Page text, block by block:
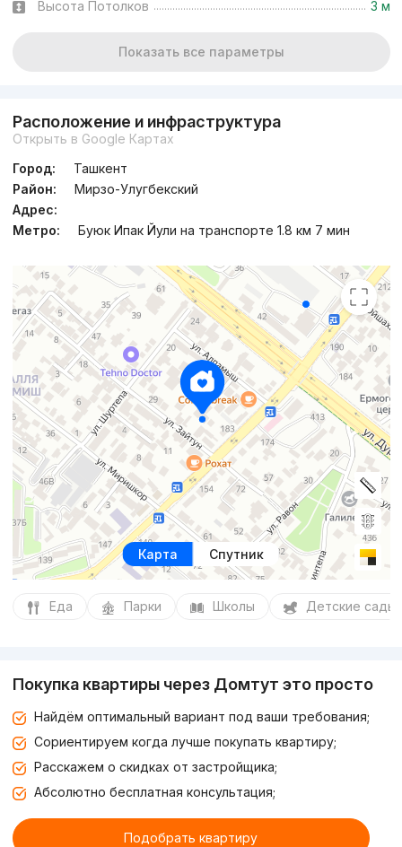
Высота Потолков 3 м
Показать все параметры
Расположение и инфраструктура
Открыть в Google Картах
Город:
Ташкент
Район:
Мирзо-Улугбекский
Адрес:
Метро:
Буюк Ипак Йули на транспорте 1.8 км 7 мин
Карта Спутник
Еда Парки Школы Детские сады
Покупка квартиры через Домтут это просто
Найдём оптимальный вариант под ваши требования;
Сориентируем когда лучше покупать квартиру;
Расскажем о скидках от застройщика;
Абсолютно бесплатная консультация;
Подобрать квартиру